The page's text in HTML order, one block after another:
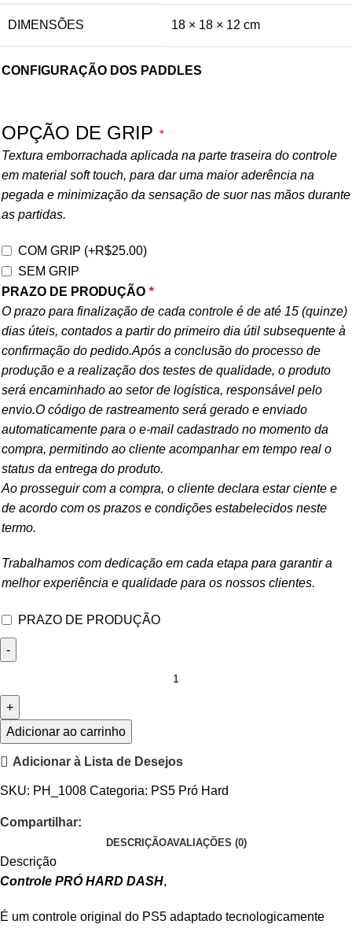
DIMENSÕES 18 × 18 × 12 cm
CONFIGURAÇÃO DOS PADDLES
OPÇÃO DE GRIP *
Textura emborrachada aplicada na parte traseira do controle
em material soft touch, para dar uma maior aderência na
pegada e minimização da sensação de suor nas mãos durante
as partidas.
COM GRIP (+R$25.00)
SEM GRIP
PRAZO DE PRODUÇÃO *
O prazo para finalização de cada controle é de até 15 (quinze)
dias úteis, contados a partir do primeiro dia útil subsequente à
confirmação do pedido.Após a conclusão do processo de
produção e a realização dos testes de qualidade, o produto
será encaminhado ao setor de logística, responsável pelo
envio.O código de rastreamento será gerado e enviado
automaticamente para o e-mail cadastrado no momento da
compra, permitindo ao cliente acompanhar em tempo real o
status da entrega do produto.
Ao prosseguir com a compra, o cliente declara estar ciente e
de acordo com os prazos e condições estabelecidos neste
termo.
Trabalhamos com dedicação em cada etapa para garantir a
melhor experiência e qualidade para os nossos clientes.
PRAZO DE PRODUÇÃO
Adicionar ao carrinho
Adicionar à Lista de Desejos
SKU: PH_1008 Categoria: PS5 Pró Hard
Compartilhar:
DESCRIÇÃOAVALIAÇÕES (0)
Descrição
Controle PRÓ HARD DASH,
É um controle original do PS5 adaptado tecnologicamente